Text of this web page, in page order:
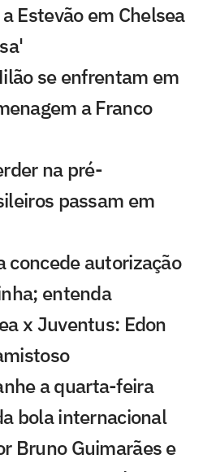
Estevão em Chelsea
se enfrentam em
a Franco
na pré-
passam em
concede autorização
entenda
x Juventus: Edon
a quarta-feira
bola internacional
Bruno Guimarães e